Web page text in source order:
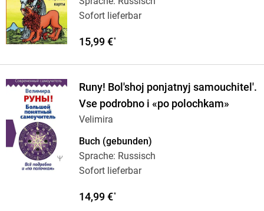
Sofort lieferbar
15,99 €*
Runy! Bol'shoj ponjatnyj samouchitel'.
Vse podrobno i «po polochkam»
Velimira
Buch (gebunden)
Sprache: Russisch
Sofort lieferbar
14,99 €*